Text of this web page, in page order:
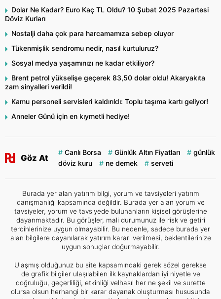
Dolar Ne Kadar? Euro Kaç TL Oldu? 10 Şubat 2025 Pazartesi
Döviz Kurları
Nostalji daha çok para harcamamıza sebep oluyor
Tükenmişlik sendromu nedir, nasıl kurtuluruz?
Sosyal medya yaşamınızı ne kadar etkiliyor?
Brent petrol yükselişe geçerek 83,50 dolar oldu! Akaryakıta
zam sinyalleri verildi!
Kamu personeli servisleri kaldırıldı: Toplu taşıma kartı geliyor!
Anneler Günü için en kıymetli hediye!
Göz At
Canlı Borsa Günlük Altın Fiyatları
günlük
döviz kuru
ne demek serveti
Burada yer alan yatırım bilgi, yorum ve tavsiyeleri yatırım
danışmanlığı kapsamında değildir. Burada yer alan yorum ve
tavsiyeler, yorum ve tavsiyede bulunanların kişisel görüşlerine
dayanmaktadır. Bu görüşler, mali durumunuz ile risk ve getiri
tercihlerinize uygun olmayabilir. Bu nedenle, sadece burada yer
alan bilgilere dayanılarak yatırım kararı verilmesi, beklentilerinize
uygun sonuçlar doğurmayabilir.
Ulaşmış olduğunuz bu site kapsamındaki gerek sözel gerekse
de grafik bilgiler ulaşılabilen ilk kaynaklardan iyi niyetle ve
doğruluğu, geçerliliği, etkinliği velhasıl her ne şekil ve surette
olursa olsun herhangi bir karar dayanak oluşturması hususunda